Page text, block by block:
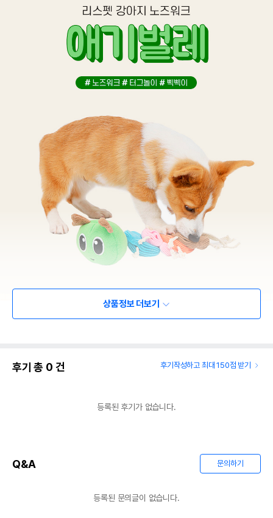
상품정보 더보기
후기 총 0 건 후기작성하고 최대 150점 받기
등록된 후기가 없습니다.
Q&A 문의하기
등록된 문의글이 없습니다.